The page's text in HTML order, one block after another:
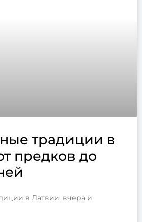
традиции в
предков до
в Латвии: вчера и